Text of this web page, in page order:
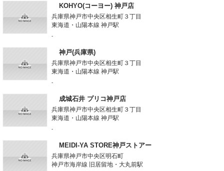
KOHYO(コーヨー) 神戸店
兵庫県神戸市中央区相生町３丁目
東海道・山陽本線 神戸駅
-
神戸(兵庫県)
兵庫県神戸市中央区相生町３丁目
東海道・山陽本線 神戸駅
-
成城石井 プリコ神戸店
兵庫県神戸市中央区相生町３丁目
東海道・山陽本線 神戸駅
-
MEIDI-YA STORE神戸ストアー
兵庫県神戸市中央区明石町
神戸市海岸線 旧居留地・大丸前駅